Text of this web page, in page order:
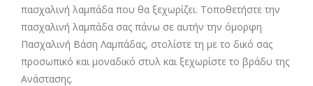
πασχαλινή λαμπάδα που θα ξεχωρίζει. Τοποθετήστε την
πασχαλινή λαμπάδα σας πάνω σε αυτήν την όμορφη
Πασχαλινή Βάση Λαμπάδας, στολίστε τη με το δικό σας
προσωπικό και μοναδικό στυλ και ξεχωρίστε το βράδυ της
Ανάστασης.